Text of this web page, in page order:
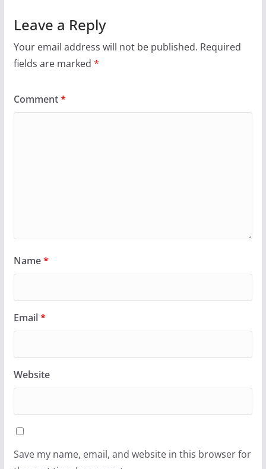
Leave a Reply
Your email address will not be published. Required
fields are marked *
Comment*
Name*
Email*
Website
Save my name, email, and website in this browser for